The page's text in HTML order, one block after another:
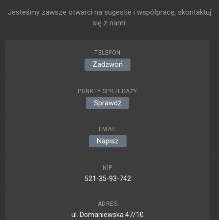
Jesteśmy zawsze otwarci na sugestie i współpracę, skontaktuj
się z nami:
TELEFON
Zadzwoń
PUNKTY SPRZEDAŻY
Sprawdź
EMAIL
Napisz
NIP
521-35-93-742
ADRES
ul. Domaniewska 47/10